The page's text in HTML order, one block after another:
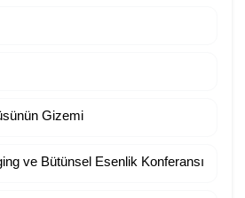
Gizemi
ve Bütünsel Esenlik Konferansı